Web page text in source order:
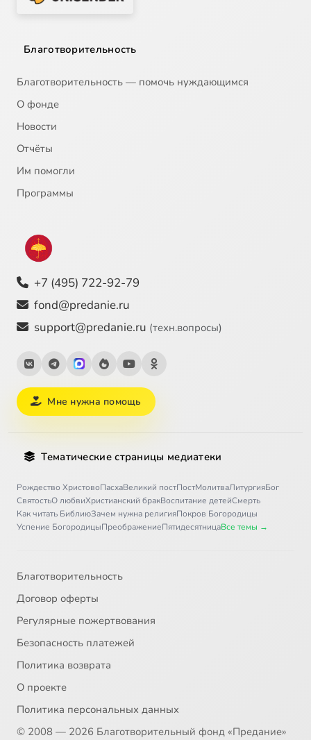
Благотворительность
Благотворительность — помочь нуждающимся
О фонде
Новости
Отчёты
Им помогли
Программы
+7 (495) 722-92-79
fond@predanie.ru
support@predanie.ru (техн.вопросы)
Мне нужна помощь
Тематические страницы медиатеки
Рождество ХристовоПасхаВеликий постПостМолитваЛитургияБог
СвятостьО любвиХристианский бракВоспитание детейСмерть
Как читать БиблиюЗачем нужна религияПокров Богородицы
Успение БогородицыПреображениеПятидесятницаВсе темы →
Благотворительность
Договор оферты
Регулярные пожертвования
Безопасность платежей
Политика возврата
О проекте
Политика персональных данных
© 2008 — 2026 Благотворительный фонд «Предание»